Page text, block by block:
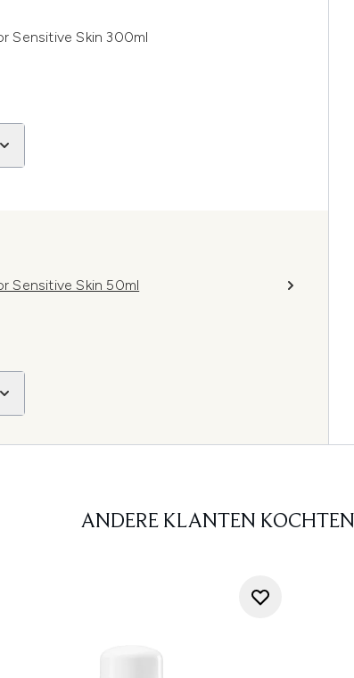
Sensitive Skin 300ml
Sensitive Skin 50ml
ANDERE KLANTEN KOCHTEN